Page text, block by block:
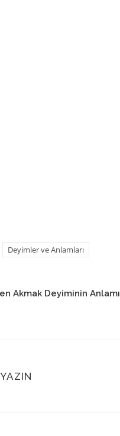
Deyimler ve Anlamları
Akmak Deyiminin Anlamı